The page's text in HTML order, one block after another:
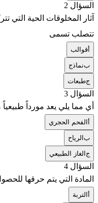
السؤال 2
آثار المخلوقات الحية التي
تتصلب تسمى
قوالب
بنماذج
جطبعات
السؤال 3
أي مما يلي يعد مورداً طبيعياً
الفحم الحجري
بالرياح
جالغاز الطبيعي
السؤال 4
المادة التي يتم حرقها
التربة